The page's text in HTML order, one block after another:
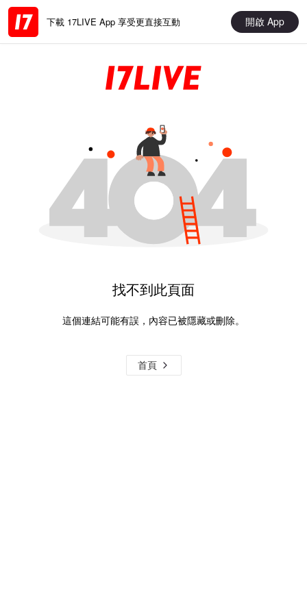
下載 17LIVE App 享受更直接互動 開啟 App
找不到此頁面
這個連結可能有誤，內容已被隱藏或刪除。
首頁